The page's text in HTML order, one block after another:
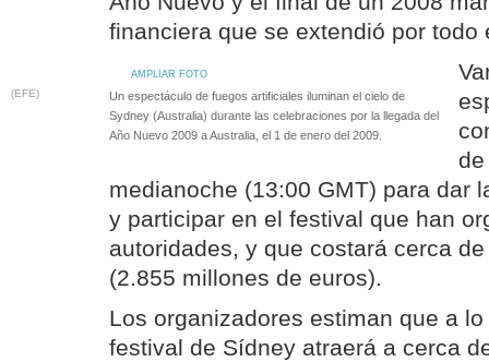
financiera que se extendió por todo
AMPLIAR FOTO
(EFE)
Un espectáculo de fuegos artificiales iluminan el cielo de
Sydney (Australia) durante las celebraciones por la llegada del
Año Nuevo 2009 a Australia, el 1 de enero del 2009.
medianoche (13:00 GMT) para dar
y participar en el festival que han
autoridades, y que costará cerca
(2.855 millones de euros).
Los organizadores estiman que a
festival de Sídney atraerá a cerca